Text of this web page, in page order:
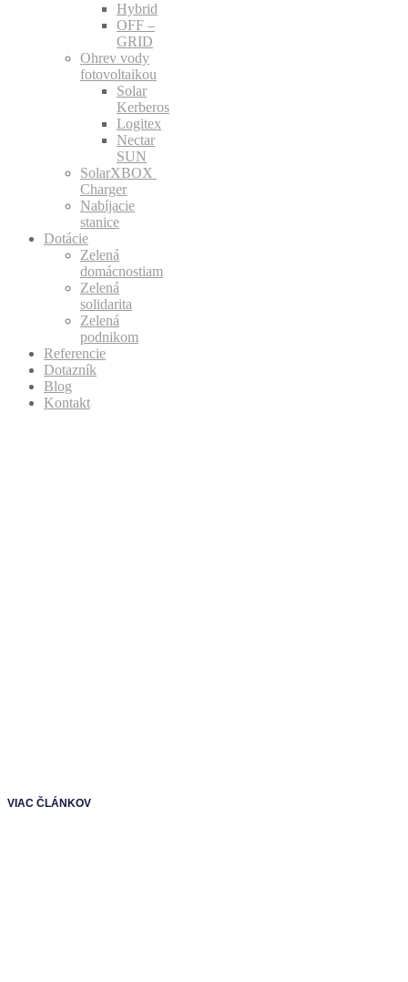
Hybrid
OFF –
GRID
Ohrev vody
fotovoltaikou
Solar
Kerberos
Logitex
Nectar
SUN
SolarXBOX
Charger
Nabíjacie
stanice
Dotácie
Zelená
domácnostiam
Zelená
solidarita
Zelená
podnikom
Referencie
Dotazník
Blog
Kontakt
VIAC ČLÁNKOV